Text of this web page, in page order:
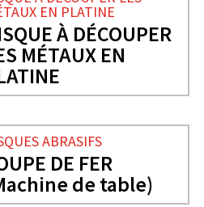
EN PLATINE
À DÉCOUPER
MÉTAUX EN
ABRASIFS
DE FER
de table)